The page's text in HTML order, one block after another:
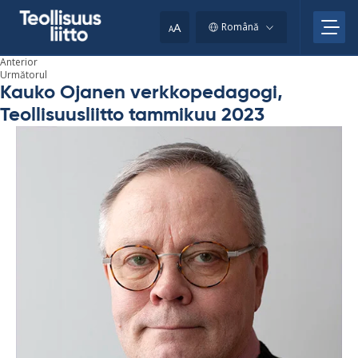
AA Română
Anterior
Următorul
Kauko Ojanen verkkopedagogi,
Teollisuusliitto tammikuu 2023